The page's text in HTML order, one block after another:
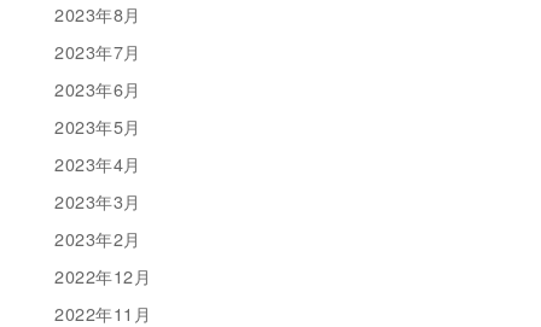
2023年8月
2023年7月
2023年6月
2023年5月
2023年4月
2023年3月
2023年2月
2022年12月
2022年11月